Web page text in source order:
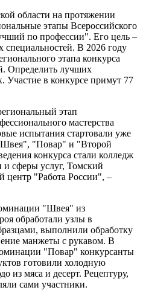
области на протяжении
этапы Всероссийского
по профессии". Его цель –
В 2026 году
этапа конкурса
Определить лучших
Участие в конкурсе примут 77
этап
мастерства
испытания стартовали уже
"Повар" и "Второй
конкурса стали колледж
и сферы услуг, Томский
центр "Работа России", –
"Швея" из
обработали узлы в
выполнили обработку
манжеты с рукавом. В
"Повар" конкурсанты
готовили холодную
из мяса и десерт. Рецептуру,
сами участники.